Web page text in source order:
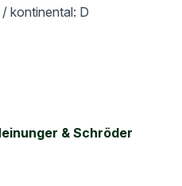
kontinental: D
& Schröder